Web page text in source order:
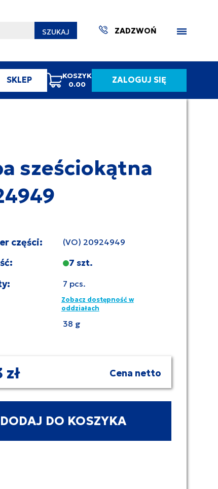
SZUKAJ ZADZWOŃ
SKLEP
KOSZYK
0.00
ZALOGUJ SIĘ
sześciokątna
części: (VO) 20924949
7 szt.
7 pcs.
Zobacz dostępność w
oddziałach
38 g
zł Cena netto
DODAJ DO KOSZYKA